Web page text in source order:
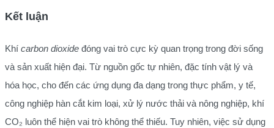
Kết luận
Khí carbon dioxide đóng vai trò cực kỳ quan trọng trong đời sống
và sản xuất hiện đại. Từ nguồn gốc tự nhiên, đặc tính vật lý và
hóa học, cho đến các ứng dụng đa dạng trong thực phẩm, y tế,
công nghiệp hàn cắt kim loại, xử lý nước thải và nông nghiệp, khí
CO₂ luôn thể hiện vai trò không thể thiếu. Tuy nhiên, việc sử dụng